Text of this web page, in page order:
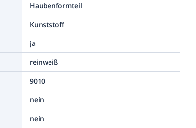
Haubenformteil
Kunststoff
ja
reinweiß
9010
nein
nein